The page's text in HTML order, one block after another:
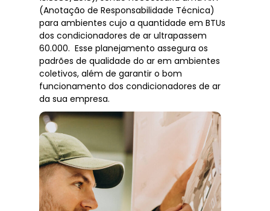
(Anotação de Responsabilidade Técnica)
para ambientes cujo a quantidade em BTUs
dos condicionadores de ar ultrapassem
60.000. Esse planejamento assegura os
padrões de qualidade do ar em ambientes
coletivos, além de garantir o bom
funcionamento dos condicionadores de ar
da sua empresa.